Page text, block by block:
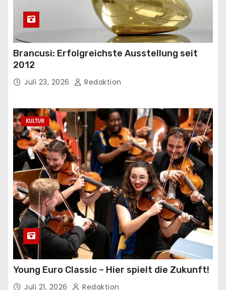
Brancusi: Erfolgreichste Ausstellung seit
2012
Juli 23, 2026 Redaktion
KULTUR
Young Euro Classic – Hier spielt die Zukunft!
Juli 21, 2026 Redaktion